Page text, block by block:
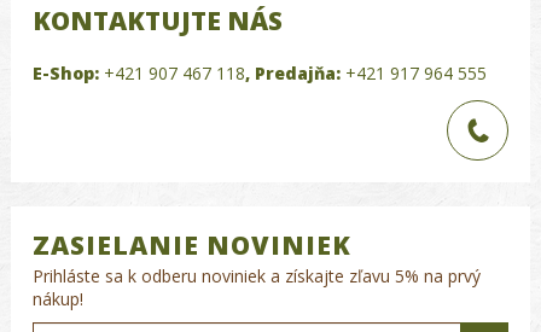
KONTAKTUJTE NÁS
E-Shop: +421 907 467 118, Predajňa: +421 917 964 555
ZASIELANIE NOVINIEK
Prihláste sa k odberu noviniek a získajte zľavu 5% na prvý
nákup!